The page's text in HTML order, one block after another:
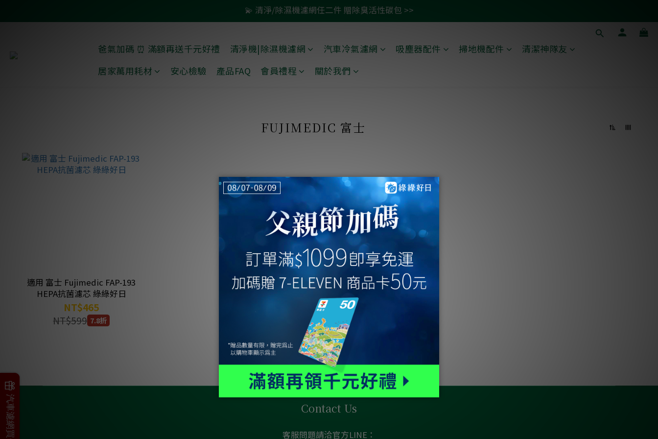
🚗 汽車濾網買一送一 >>
💫 清淨/除濕機濾網任二件 贈除臭活性碳包 >>
🚗 汽車濾網買一送一 >>
爸氣加碼 ⏰ 滿額再送千元好禮 清淨機|除濕機濾網 汽車冷氣濾網 吸塵器配件 掃地機配件
清潔神隊友
居家萬用耗材
安心檢驗 產品FAQ 會員禮程 關於我們
FUJIMEDIC 富士
適用 富士 Fujimedic FAP-193
HEPA抗菌濾芯 綠綠好日
NT$465
NT$599 7.8折
Contact Us
客服問題請洽官方LINE：
父親節加碼